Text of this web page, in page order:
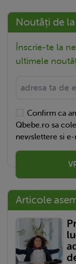
Noutăți de
Înscrie-te la
ultimele
Confirm ca
Qbebe.ro sa
newslettere si
Articole